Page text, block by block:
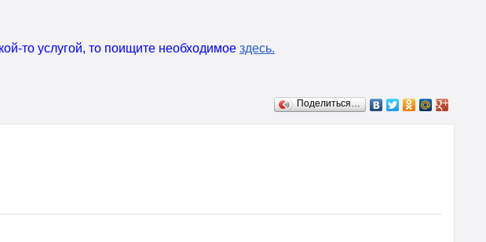
то услугой, то поищите необходимое здесь.
Поделиться…